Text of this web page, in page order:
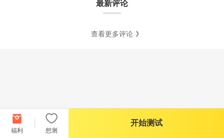
最新评论
查看更多评论
福利 想测
开始测试